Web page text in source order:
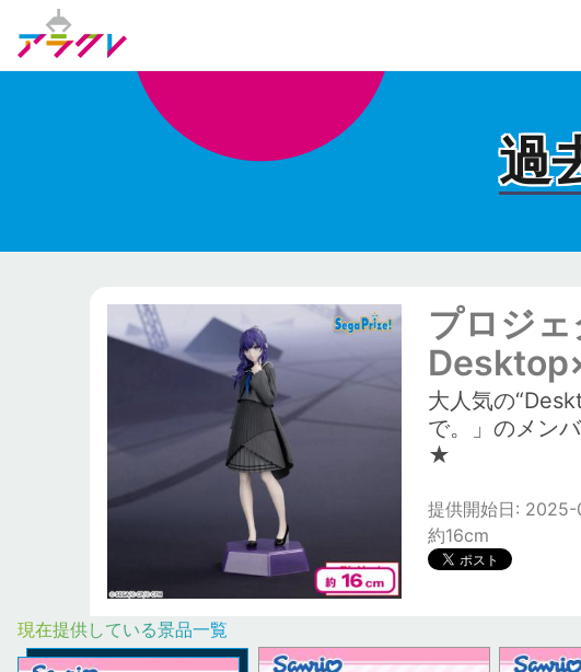
過
プロジ
大人気の
で。」のメン
★
提供開始日: 2025-
約16cm
現在提供している景品一覧